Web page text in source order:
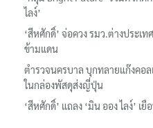
ไลง์’
‘สีหศักดิ์’ จ่อควง รมว.ต่างประ
ข้ามแดน
ตำรวจนครบาล บุกทลายแก๊งคอล
ในกล่องพัสดุส่งญี่ปุ่น
‘สีหศักดิ์’ แถลง ‘มิน ออง ไลง์’